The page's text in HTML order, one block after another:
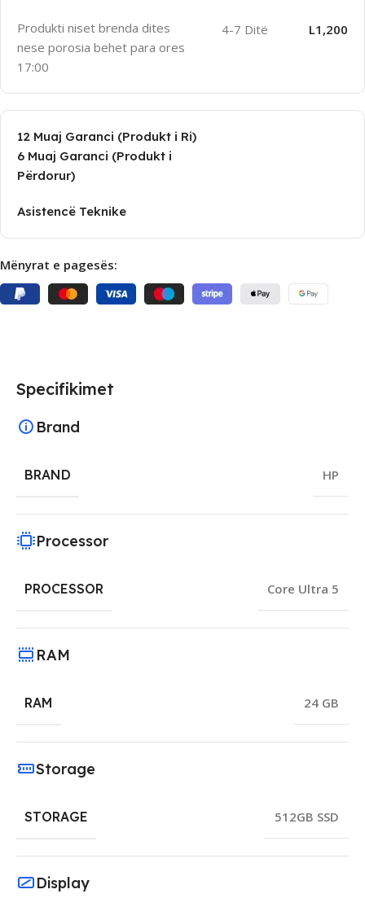
Produkti niset brenda dites
nese porosia behet para ores
17:00
4-7 Ditë L1,200
12 Muaj Garanci (Produkt i Ri)
6 Muaj Garanci (Produkt i
Përdorur)
Asistencë Teknike
Mënyrat e pagesës:
Specifikimet
Brand
BRAND HP
Processor
PROCESSOR Core Ultra 5
RAM
RAM 24 GB
Storage
STORAGE 512GB SSD
Display